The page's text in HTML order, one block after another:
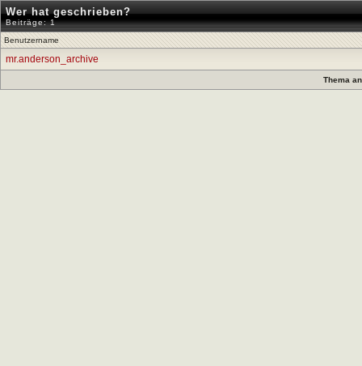
Wer hat geschrieben?
Beiträge: 1
Benutzername
mr.anderson_archive
Thema